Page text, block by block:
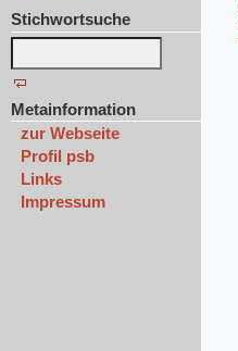
Stichwortsuche
Metainformation
zur Webseite
Profil psb
Links
Impressum